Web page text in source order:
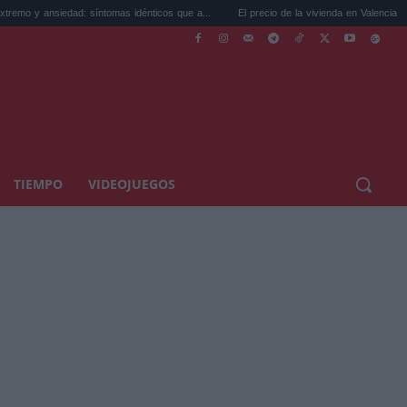
síntomas idénticos que a... El precio de la vivienda en Valencia sube a 3.485 ...
TIEMPO VIDEOJUEGOS